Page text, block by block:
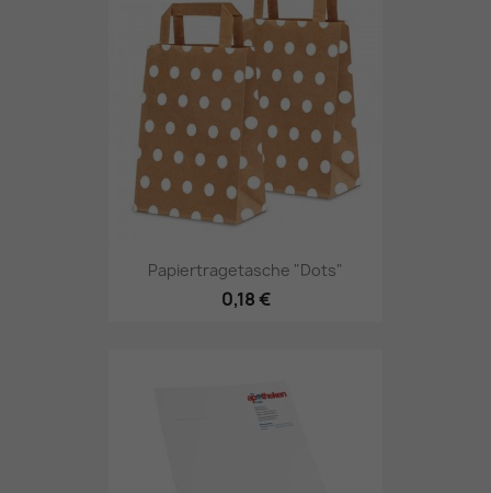
Papiertragetasche "Dots"
0,18 €